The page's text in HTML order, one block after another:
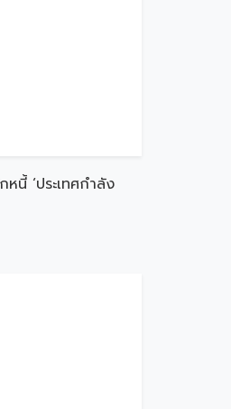
นี้ ‘ประเทศกำลัง